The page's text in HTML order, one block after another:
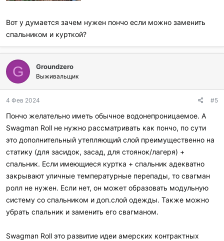
Вот у думается зачем нужен пончо если можно заменить
спальником и курткой?
G Groundzero
Выживальщик
4 Фев 2024 #5
Пончо желательно иметь обычное водонепроницаемое. А
Swagman Roll не нужно рассматривать как пончо, по сути
это дополнительный утепляющий слой преимущественно на
статику (для засидок, засад, для стоянок/лагеря) +
спальник. Если имеющиеся куртка + спальник адекватно
закрывают уличные температурные перепады, то свагман
ролл не нужен. Если нет, он может образовать модульную
систему со спальником и доп.слой одежды. Также можно
убрать спальник и заменить его свагманом.
Swagman Roll это развитие идеи амерских контрактных